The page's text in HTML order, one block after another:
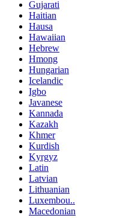
Gujarati
Haitian
Hausa
Hawaiian
Hebrew
Hmong
Hungarian
Icelandic
Igbo
Javanese
Kannada
Kazakh
Khmer
Kurdish
Kyrgyz
Latin
Latvian
Lithuanian
Luxembou..
Macedonian